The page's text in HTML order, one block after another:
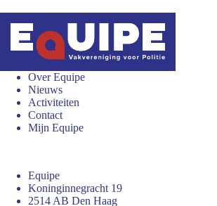
Over Equipe
Nieuws
Activiteiten
Contact
Mijn Equipe
Equipe
Koninginnegracht 19
2514 AB Den Haag